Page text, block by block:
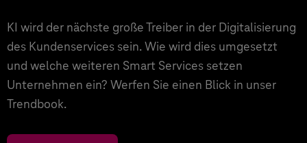
KI wird der nächste große Treiber in der Digitalisierung
des Kundenservices sein. Wie wird dies umgesetzt
und welche weiteren Smart Services setzen
Unternehmen ein? Werfen Sie einen Blick in unser
Trendbook.